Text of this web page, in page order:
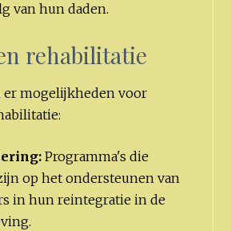
van hun daden.
rehabilitatie
mogelijkheden voor
Programma's die
op het ondersteunen van
in hun reintegratie in de